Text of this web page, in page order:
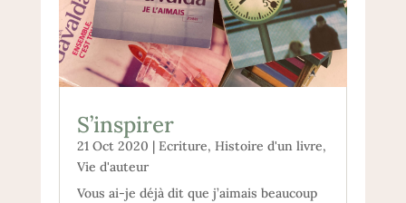
S’inspirer
21 Oct 2020 | Ecriture, Histoire d'un livre,
Vie d'auteur
Vous ai-je déjà dit que j’aimais beaucoup